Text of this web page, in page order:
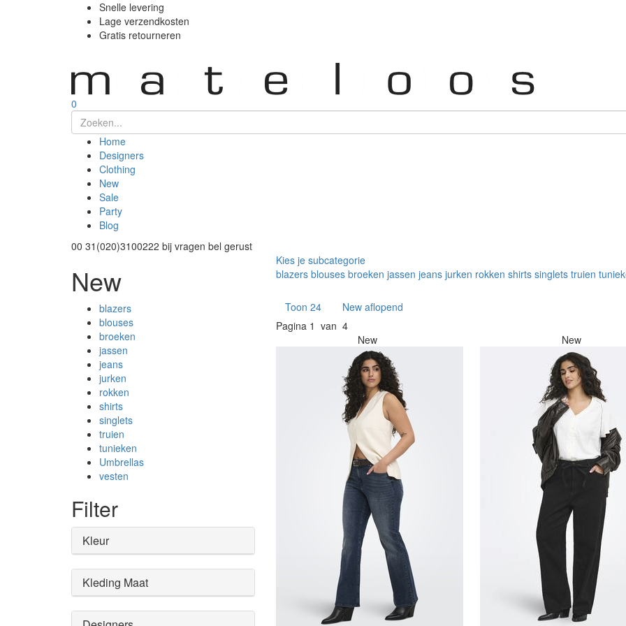
Snelle levering
Lage verzendkosten
Gratis retourneren
0
Home
Designers
Clothing
New
Sale
Party
Blog
00 31(020)3100222 bij vragen bel gerust
New
blazers
blouses
broeken
jassen
jeans
jurken
rokken
shirts
singlets
truien
tunieken
Umbrellas
vesten
Filter
Kleur
Kleding Maat
Kies je subcategorie
blazers blouses broeken jassen jeans jurken rokken shirts singlets truien
Toon 24Toon Sorteren op
New aflopend
Pagina 1 van 4
New
New